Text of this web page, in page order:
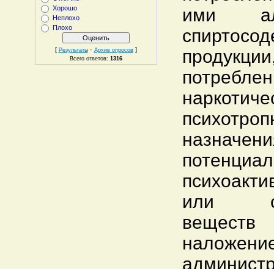
Хорошо
Неплохо
Плохо
[ Результаты· Архив опросов]
Всего ответов: 1316
ими
или
веществ